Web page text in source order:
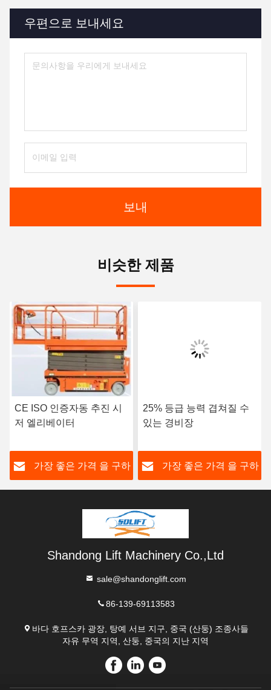
우편으로 보내세요
보내
비슷한 제품
CE ISO 인증자동 추진 시
저 엘리베이터
가장 좋은 가격 을 구하
25% 등급 능력 겹쳐질 수
있는 경비장
가장 좋은 가격 을 구하
Shandong Lift Machinery Co.,Ltd
sale@shandonglift.com
86-139-69113583
바다 호프스카 광장, 탕예 서브 지구, 중국 (산둥) 조종사들
자유 무역 지역, 산둥, 중국의 지난 지역